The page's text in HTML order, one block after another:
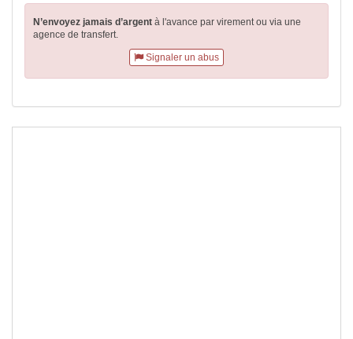
N’envoyez jamais d’argent à l'avance par virementou via une
agence de transfert.
Signaler un abus